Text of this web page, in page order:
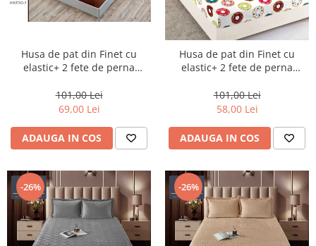
Husa de pat din Finet cu
elastic+ 2 fete de perna
101,00 Lei
69,00 Lei
ADAUGA IN COS
Husa de pat din Finet cu
elastic+ 2 fete de perna
101,00 Lei
58,00 Lei
ADAUGA IN COS
-26% -26%